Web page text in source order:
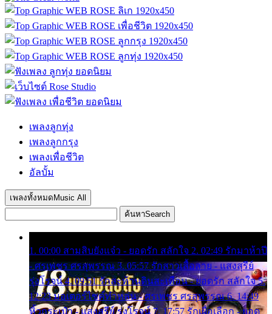
เพลงลูกทุ่ง
เพลงลูกกรุง
เพลงเพื่อชีวิต
อัลบั้ม
เพลงทั้งหมด Music All
ค้นหาSearch
1. 00:00 สามสิบยังแจ๋ว - ยอดรัก สลักใจ 2. 02:49 รักมาห้าปี
- ศรเพชร ศรสุพรรณ 3. 05:57 รักสาวเสื้อลาย - แสงสุรีย์
รุ่งโรจน์ 4. 09:51 รักสะท้านดินสะเทือน - ยอดรัก สลักใจ 5.
12:23 มอเตอร์ไซค์ทำหล่น - ศรเพชร ศรสุพรรณ 6. 14:49
หิ้วกระเป๋า - แสงสุรีย์ รุ่งโรจน์ 7. 17:57 รักเผื่อเลือก - ยอด